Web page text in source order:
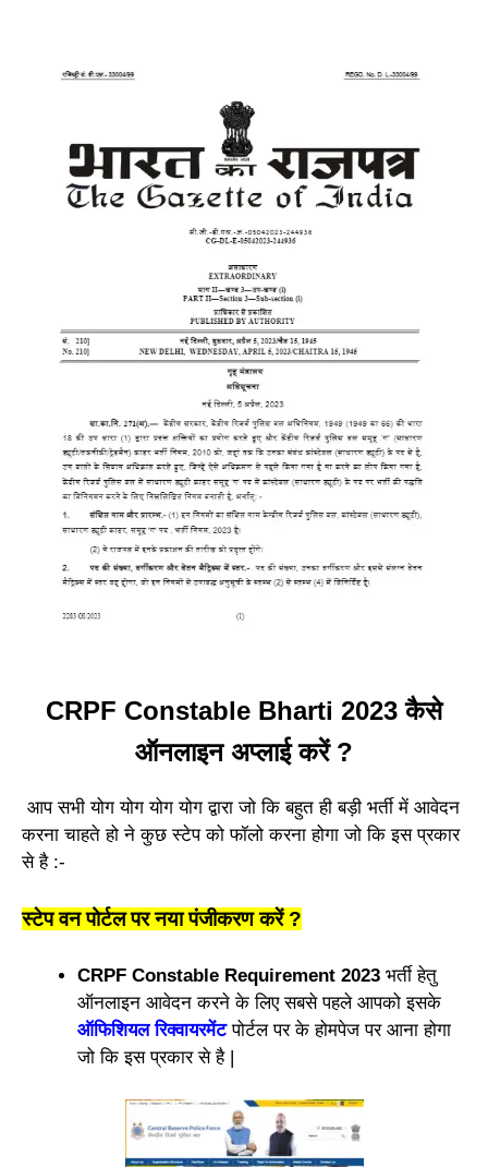
CRPF Constable Bharti 2023 कैसे
ऑनलाइन अप्लाई करें ?
आप सभी योग योग योग योग द्वारा जो कि बहुत ही बड़ी भर्ती में आवेदन
करना चाहते हो ने कुछ स्टेप को फॉलो करना होगा जो कि इस प्रकार
से है :-
स्टेप वन पोर्टल पर नया पंजीकरण करें ?
CRPF Constable Requirement 2023 भर्ती हेतु
ऑनलाइन आवेदन करने के लिए सबसे पहले आपको इसके
ऑफिशियल रिक्वायरमेंटपोर्टल पर के होमपेज पर आना होगा
जो कि इस प्रकार से है |